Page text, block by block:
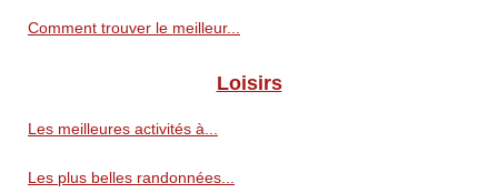
Comment trouver le meilleur...
Loisirs
Les meilleures activités à...
Les plus belles randonnées...